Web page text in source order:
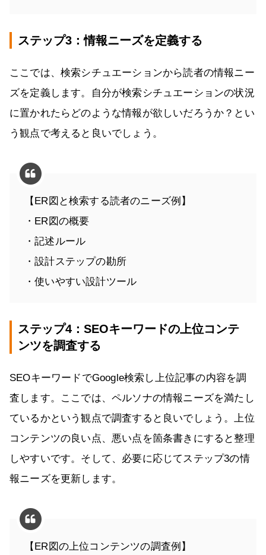
ステップ3：情報ニーズを定義する
ここでは、検索シチュエーションから読者の情報ニー
ズを定義します。自分が検索シチュエーションの状況
に置かれたらどのような情報が欲しいだろうか？とい
う観点で考えると良いでしょう。
【ER図と検索する読者のニーズ例】
・ER図の概要
・記述ルール
・設計ステップの勘所
・使いやすい設計ツール
ステップ4：SEOキーワードの上位コンテ
ンツを調査する
SEOキーワードでGoogle検索し上位記事の内容を調
査します。ここでは、ペルソナの情報ニーズを満たし
ているかという観点で調査すると良いでしょう。上位
コンテンツの良い点、悪い点を箇条書きにすると整理
しやすいです。そして、必要に応じてステップ3の情
報ニーズを更新します。
【ER図の上位コンテンツの調査例】